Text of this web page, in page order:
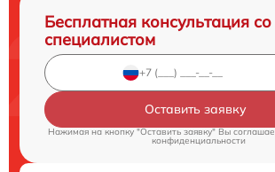
Бесплатная консультация со
специалистом
Оставить заявку
Нажимая на кнопку "Оставить заявку" Вы
конфиденциальности